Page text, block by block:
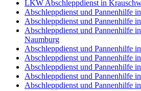
LKW Abschleppdienst in
Abschleppdienst und Pannenhilfe
Abschleppdienst und Pannenhilfe
Abschleppdienst und Pannenhilfe
Naumburg
Abschleppdienst und Pannenhilfe
Abschleppdienst und Pannenhilfe
Abschleppdienst und Pannenhilfe
Abschleppdienst und Pannenhilfe
Abschleppdienst und Pannenhilfe